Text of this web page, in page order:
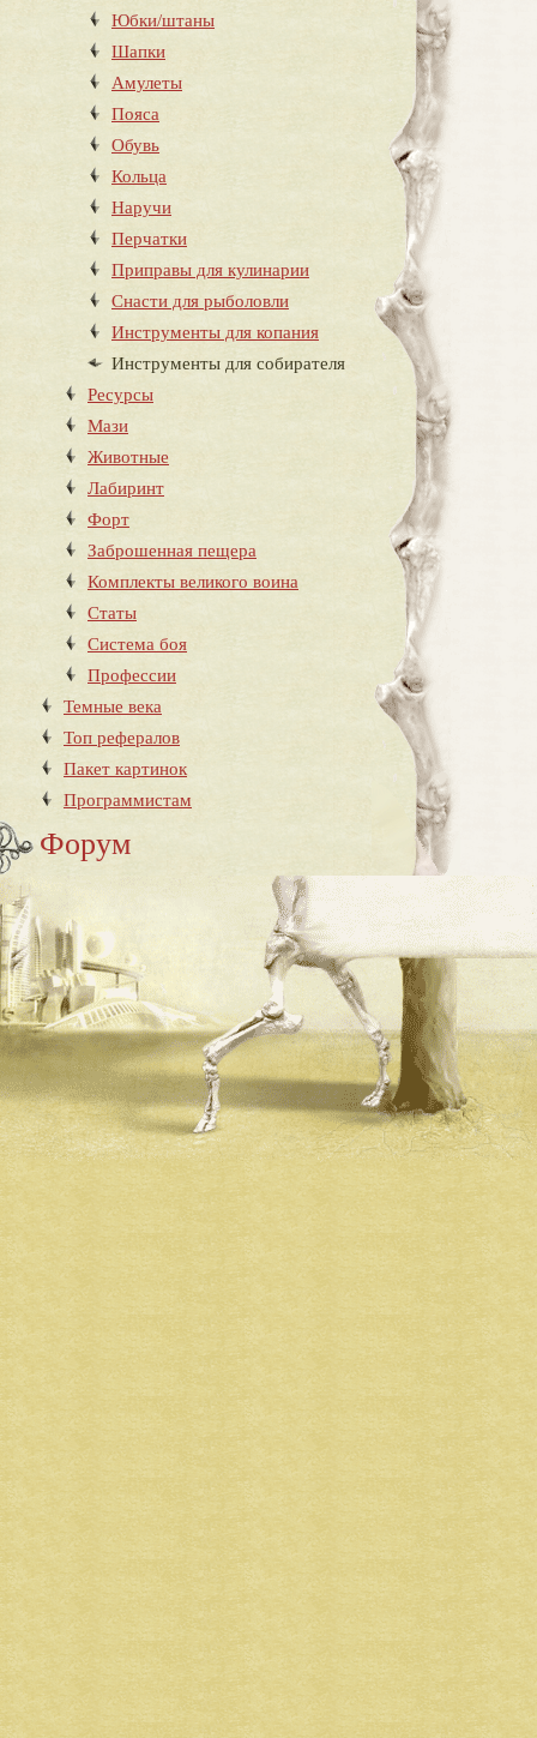
Юбки/штаны
Шапки
Амулеты
Пояса
Обувь
Кольца
Наручи
Перчатки
Приправы для кулинарии
Снасти для рыболовли
Инструменты для копания
Инструменты для собирателя
Ресурсы
Мази
Животные
Лабиринт
Форт
Заброшенная пещера
Комплекты великого воина
Статы
Система боя
Профессии
Темные века
Топ рефералов
Пакет картинок
Программистам
Форум